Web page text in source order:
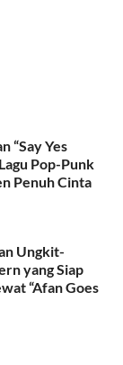
“Say Yes
Pop-Punk
Penuh Cinta
Ungkit-
yang Siap
“Afan Goes